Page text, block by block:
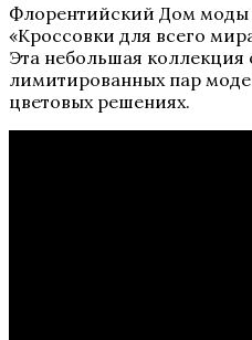
Флорентийский Дом моды
«Кроссовки для всего
Эта небольшая коллекция
лимитированных пар
цветовых решениях.